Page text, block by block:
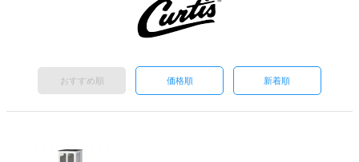
おすすめ順 価格順 新着順